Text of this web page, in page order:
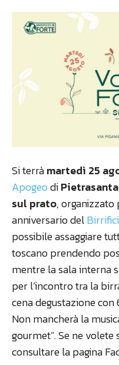
Si terràmartedì 25
ApogeodiPietrasanta
sul prato,
anniversario del
possibile assaggiare
toscano prendendo
mentre la sala interna
per l’incontro tra la
cena degustazione
Non mancherà la
gourmet”. Se ne
consultare la pagina